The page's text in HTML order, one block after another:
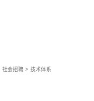
社会招聘 > 技术体系